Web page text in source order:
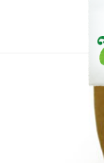
Verse Oogst